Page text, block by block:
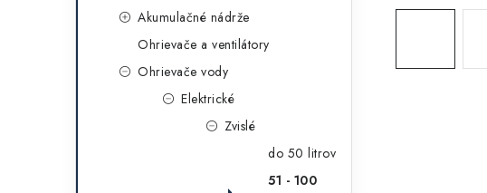
Akumulačné nádrže
Ohrievače a ventilátory
Ohrievače vody
Elektrické
Zvislé
do 50 litrov
51 - 100